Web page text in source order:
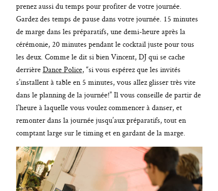
prenez aussi du temps pour profiter de votre journée.
Gardez des temps de pause dans votre journée. 15 minutes
de marge dans les préparatifs, une demi-heure après la
cérémonie, 20 minutes pendant le cocktail juste pour tous
les deux. Comme le dit si bien Vincent, DJ qui se cache
derrièreDance Police, “si vous espérez que les invités
s’installent à table en 5 minutes, vous allez glisser très vite
dans le planning de la journée!” Il vous conseille de partir de
l’heure à laquelle vous voulez commencer à danser, et
remonter dans la journée jusqu’aux préparatifs, tout en
comptant large sur le timing et en gardant de la marge.